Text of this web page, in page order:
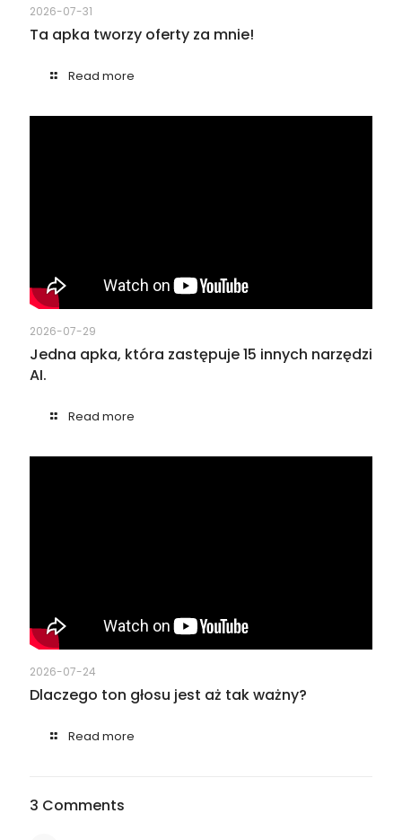
2026-07-31
Ta apka tworzy oferty za mnie!
Read more
2026-07-29
Jedna apka, która zastępuje 15 innych narzędzi
AI.
Read more
2026-07-24
Dlaczego ton głosu jest aż tak ważny?
Read more
3 Comments